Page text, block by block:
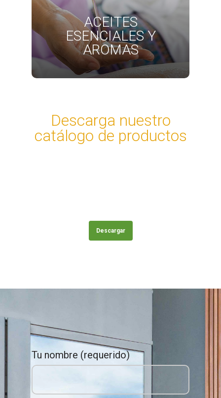
ACEITES
ESENCIALES Y
AROMAS
Descarga nuestro
catálogo de productos
Descargar
Tu nombre (requerido)